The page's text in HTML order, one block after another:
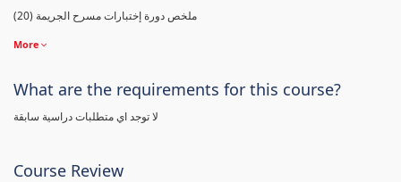
(20) ملخص دورة إختبارات مسرح الجريمة
More
What are the requirements for this course?
لا توجد اي متطلبات دراسية سابقة
Course Review